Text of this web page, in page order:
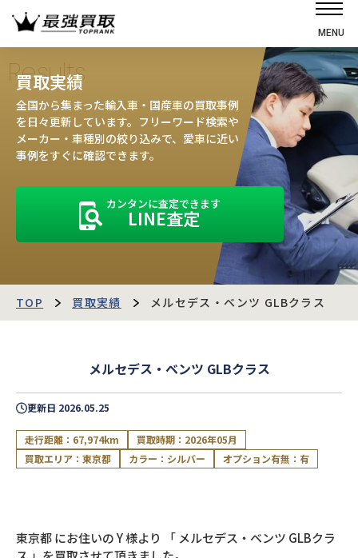
MENU
選ばれる理由
高価買取の仕組み
売却の流れ
お客様の声
運営会社
最強買取マガジン
Results
買取実績
全国から集まった輸入車・国産車の買取事例
を日々更新しています。フリーワード検索や
メーカー・車種別の絞り込みで、愛車に近い
事例をすぐに確認できます。
カンタンに査定できます
LINE査定
TOP 買取実績 メルセデス・ベンツ GLBクラス
メルセデス・ベンツ GLBクラス
更新日 2026.05.25
走行距離：67,974km
買取時期：2026年05月
買取エリア：東京都
カラー：シルバー オプション有無：有
東京都にお住いのY様より 「 メルセデス・ベンツ GLBクラ